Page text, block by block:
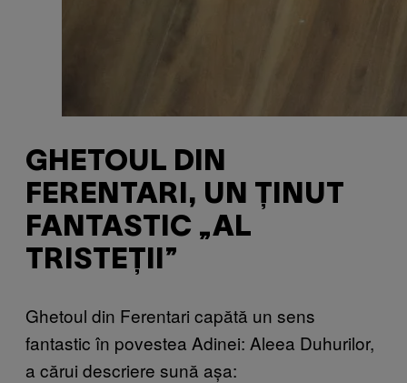
GHETOUL DIN
FERENTARI, UN ȚINUT
FANTASTIC „AL
TRISTEȚII”
Ghetoul din Ferentari capătă un sens
fantastic în povestea Adinei: Aleea Duhurilor,
a cărui descriere sună așa: